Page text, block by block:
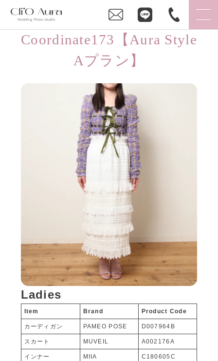
Coordinate173【Aura Style
Aプラン】
Ladies
Item Brand Product Code
カーディガン PAMEO POSE D007964B
スカート MUVEIL A002176A
インナー MIIA
C180605C